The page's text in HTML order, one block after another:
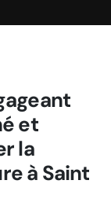
et
la
à Saint